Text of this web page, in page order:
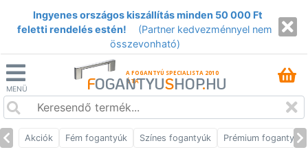
Ingyenes országos kiszállítás minden 50 000 Ft
feletti rendelés estén!
(Partner kedvezménnyel nem
összevonható)
MENÜ
A FOGANTYÚ SPECIALISTA 2010
ÓTA
FOGANTYUSHOP.HU
Akciók Fém fogantyúk Színes fogantyúk Prémium fogantyúk